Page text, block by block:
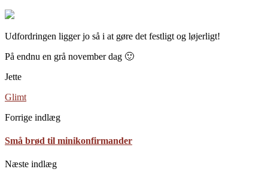
Udfordringen ligger jo så i at gøre det festligt og løjerligt!
På endnu en grå november dag 🙂
Jette
Glimt
Forrige indlæg
Små brød til minikonfirmander
Næste indlæg